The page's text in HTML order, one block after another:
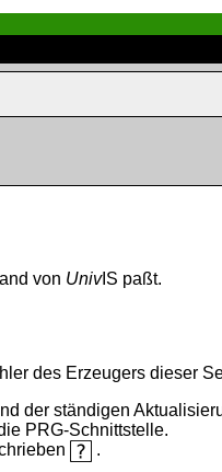
von UnivIS paßt.
des Erzeugers dieser
der ständigen
PRG-Schnittstelle.
.